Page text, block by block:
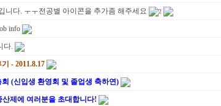
니다. ㅜㅜ전공별 아이콘을 추가좀 해주세요 2
info
다.
- 2011.8.17
(신입생 환영회 및 졸업생 축하연)
제에 여러분을 초대합니다!